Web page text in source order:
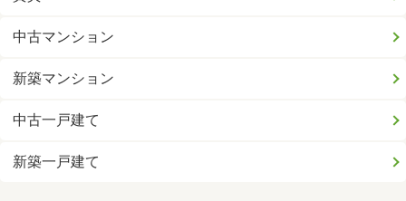
中古マンション
新築マンション
中古一戸建て
新築一戸建て